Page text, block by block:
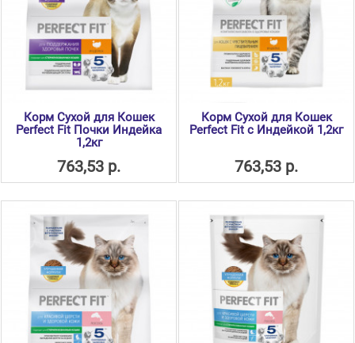
Корм Сухой для Кошек
Perfect Fit Почки Индейка
1,2кг
763,53 р.
Корм Сухой для Кошек
Perfect Fit с Индейкoй 1,2кг
763,53 р.